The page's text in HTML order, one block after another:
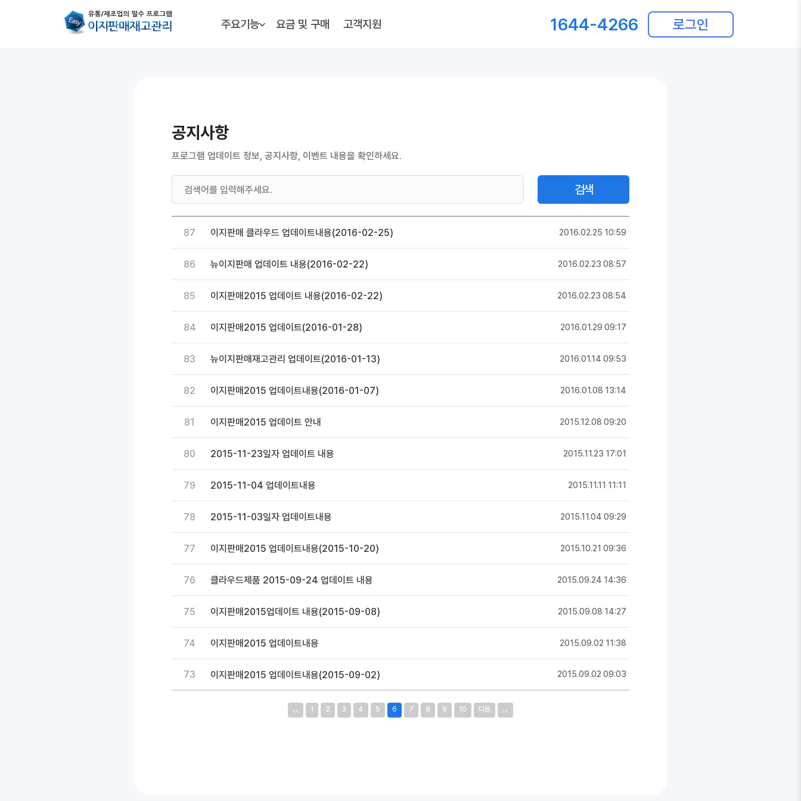
주요기능 요금 및 구매 고객지원 1644-4266 로그인
공지사항
프로그램 업데이트 정보, 공지사항, 이벤트 내용을 확인하세요.
검색
87 이지판매 클라우드 업데이트내용(2016-02-25) 2016.02.25 10:59
86 뉴이지판매 업데이트 내용(2016-02-22) 2016.02.23 08:57
85 이지판매2015 업데이트 내용(2016-02-22) 2016.02.23 08:54
84 이지판매2015 업데이트(2016-01-28) 2016.01.29 09:17
83 뉴이지판매재고관리 업데이트(2016-01-13) 2016.01.14 09:53
82 이지판매2015 업데이트내용(2016-01-07) 2016.01.08 13:14
81 이지판매2015 업데이트 안내 2015.12.08 09:20
80 2015-11-23일자 업데이트 내용 2015.11.23 17:01
79 2015-11-04 업데이트내용 2015.11.11 11:11
78 2015-11-03일자 업데이트내용 2015.11.04 09:29
77 이지판매2015 업데이트내용(2015-10-20) 2015.10.21 09:36
76 클라우드제품 2015-09-24 업데이트 내용 2015.09.24 14:36
75 이지판매2015업데이트 내용(2015-09-08) 2015.09.08 14:27
74 이지판매2015 업데이트내용 2015.09.02 11:38
73 이지판매2015 업데이트내용(2015-09-02) 2015.09.02 09:03
‹‹ 1 2 3 4 5 6 7 8 9 10 다음 ››